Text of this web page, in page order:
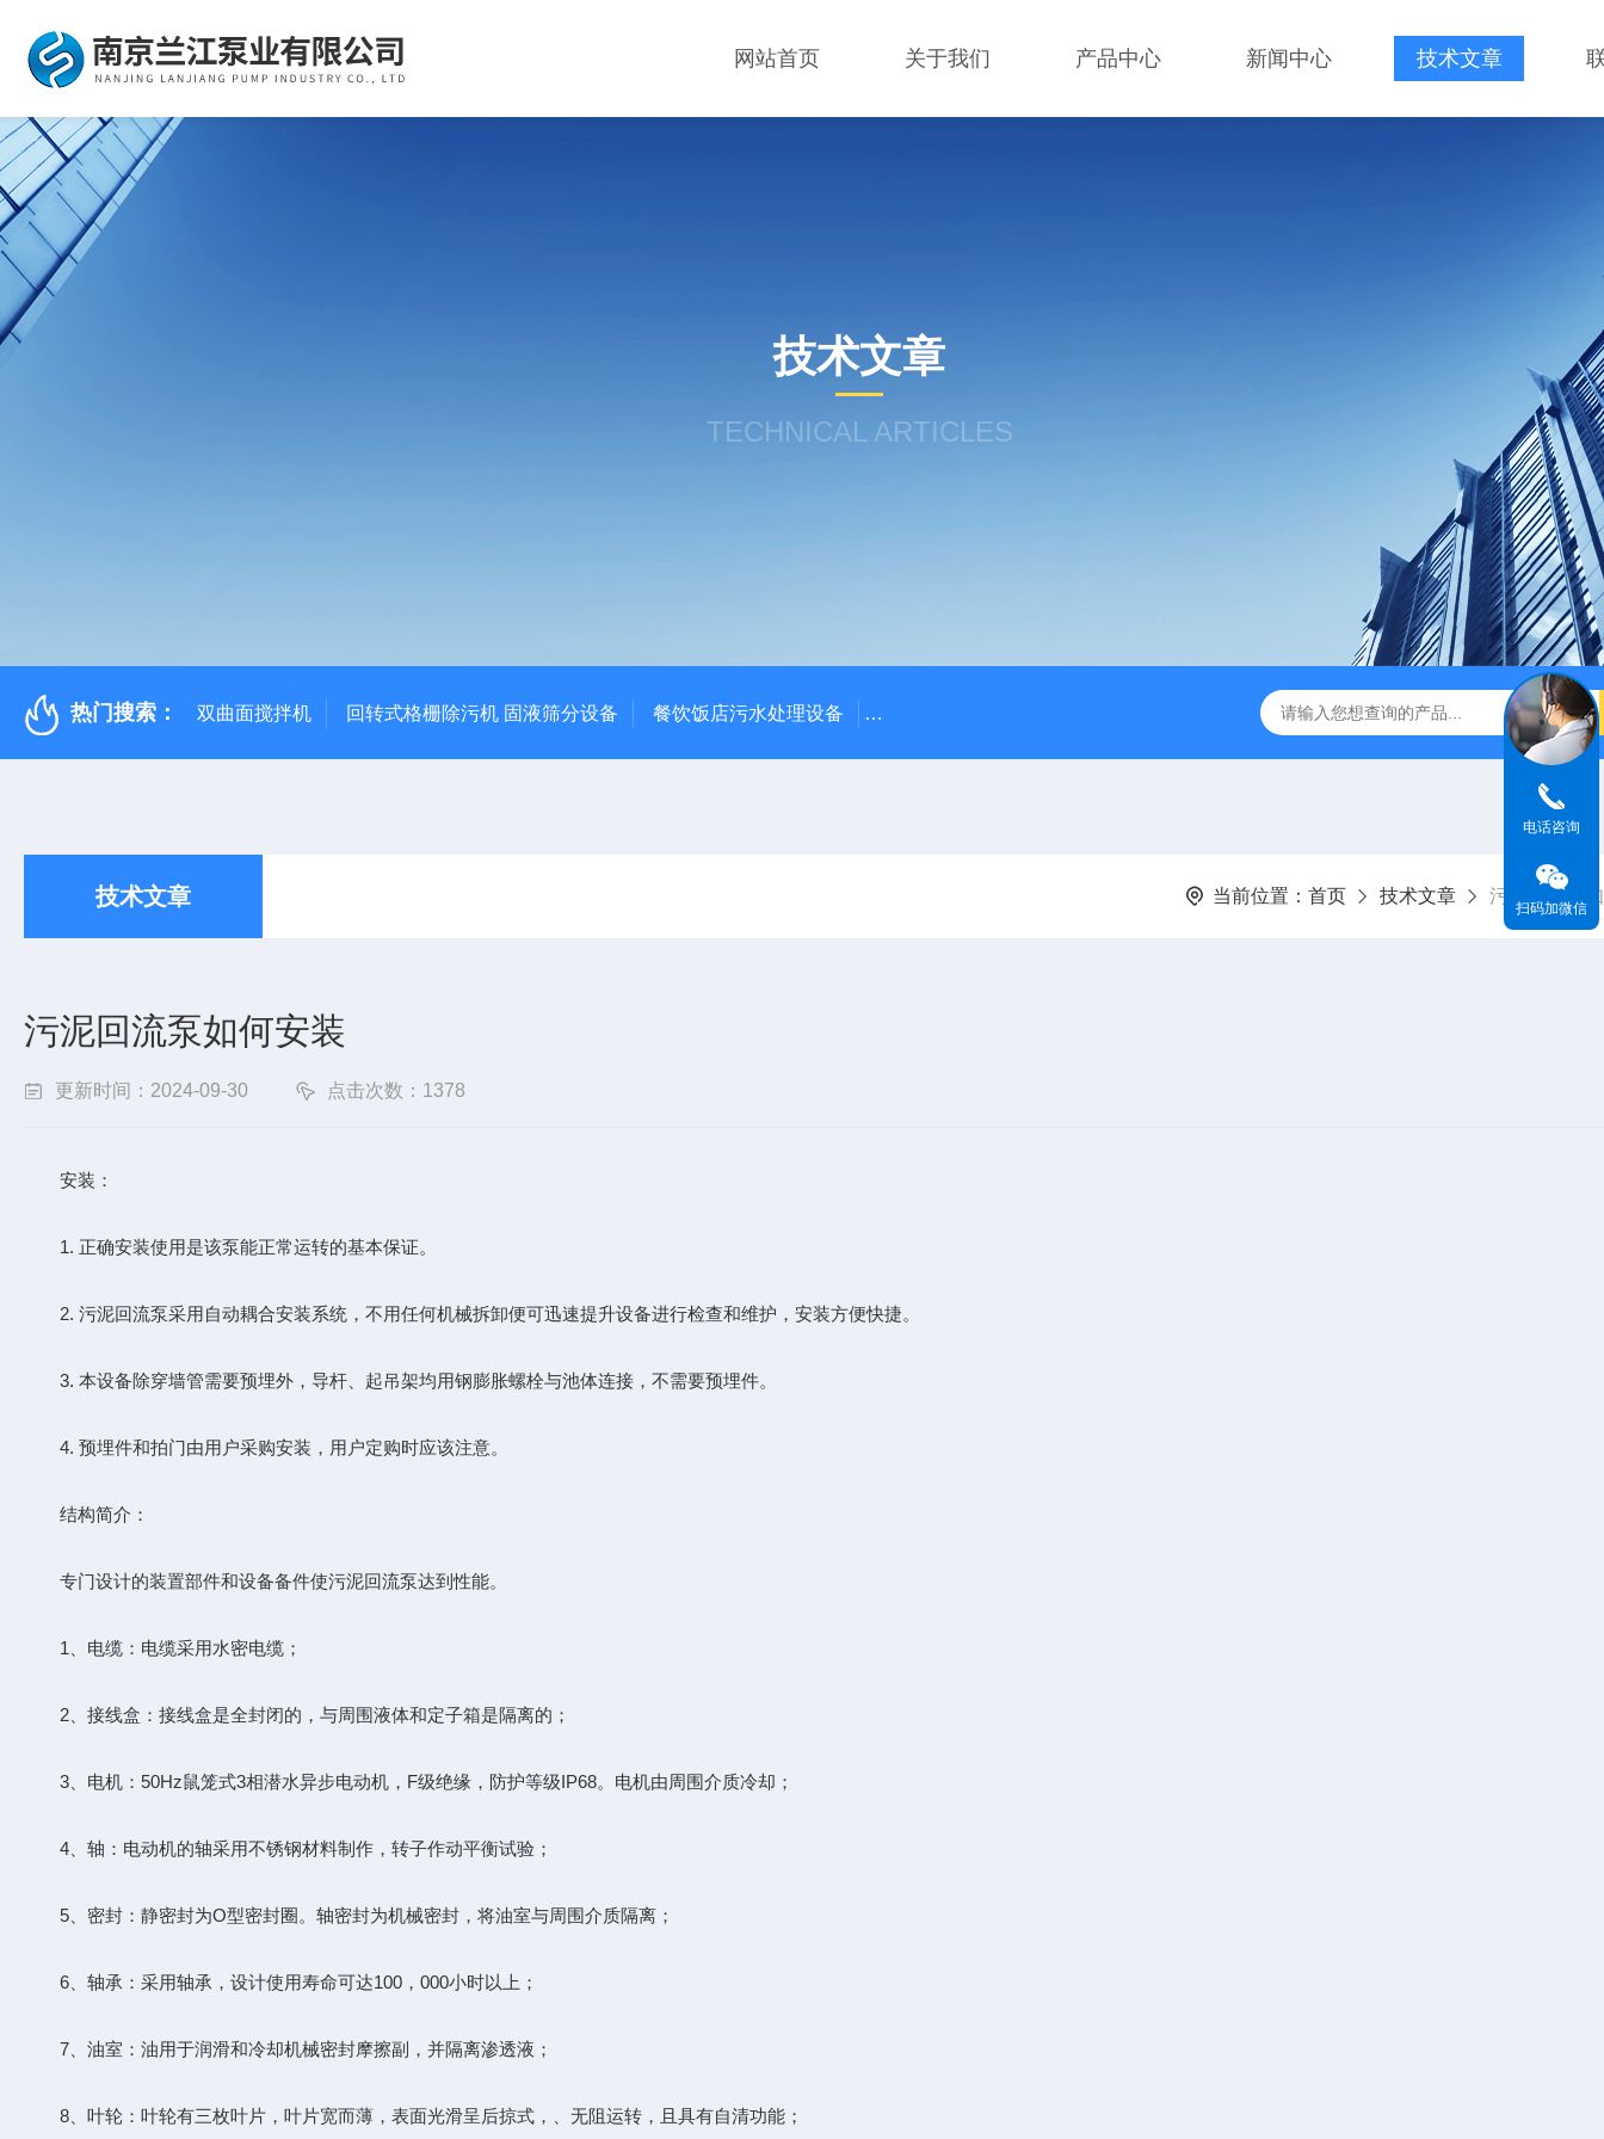
网站首页 关于我们 产品中心 新闻中心 技术文章
技术文章
TECHNICAL ARTICLES
热门搜索： 双曲面搅拌机 回转式格栅除污机 固液筛分设备 餐饮饭店污水处理设备 高密度沉淀池中心传动刮泥机 伞型双曲面立式搅拌机 WNG5二沉池刮吸泥机原
技术文章 当前位置： 首页 技术文章 污泥回流泵
污泥回流泵如何安装
更新时间：2024-09-30 点击次数：1378
安装：
1. 正确安装使用是该泵能正常运转的基本保证。
2. 污泥回流泵采用自动耦合安装系统，不用任何机械拆卸便可迅速提升设备进行检查和维护，安装方便快捷。
3. 本设备除穿墙管需要预埋外，导杆、起吊架均用钢膨胀螺栓与池体连接，不需要预埋件。
4. 预埋件和拍门由用户采购安装，用户定购时应该注意。
结构简介：
专门设计的装置部件和设备备件使污泥回流泵达到性能。
1、电缆：电缆采用水密电缆；
2、接线盒：接线盒是全封闭的，与周围液体和定子箱是隔离的；
3、电机：50Hz鼠笼式3相潜水异步电动机，F级绝缘，防护等级IP68。电机由周围介质冷却；
4、轴：电动机的轴采用不锈钢材料制作，转子作动平衡试验；
5、密封：静密封为O型密封圈。轴密封为机械密封，将油室与周围介质隔离；
6、轴承：采用轴承，设计使用寿命可达100，000小时以上；
7、油室：油用于润滑和冷却机械密封摩擦副，并隔离渗透液；
8、叶轮：叶轮有三枚叶片，叶片宽而薄，表面光滑呈后掠式，、无阻运转，且具有自清功能；
电话咨询
扫码加微信